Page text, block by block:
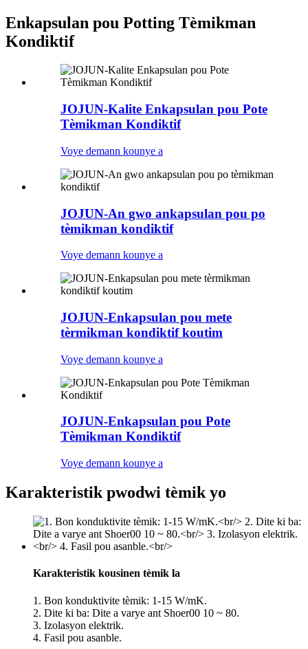
Enkapsulan pou Potting Tèmikman
Kondiktif
JOJUN-Kalite Enkapsulan pou Pote
Tèmikman Kondiktif
Voye demann kounye a
JOJUN-An gwo ankapsulan pou po
tèmikman kondiktif
Voye demann kounye a
JOJUN-Enkapsulan pou mete
tèrmikman kondiktif koutim
Voye demann kounye a
JOJUN-Enkapsulan pou Pote
Tèmikman Kondiktif
Voye demann kounye a
Karakteristik pwodwi tèmik yo
Karakteristik kousinen tèmik la
1. Bon konduktivite tèmik: 1-15 W/mK.
2. Dite ki ba: Dite a varye ant Shoer00 10 ~ 80.
3. Izolasyon elektrik.
4. Fasil pou asanble.